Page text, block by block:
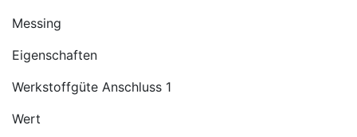
Messing
Eigenschaften
Werkstoffgüte Anschluss 1
Wert